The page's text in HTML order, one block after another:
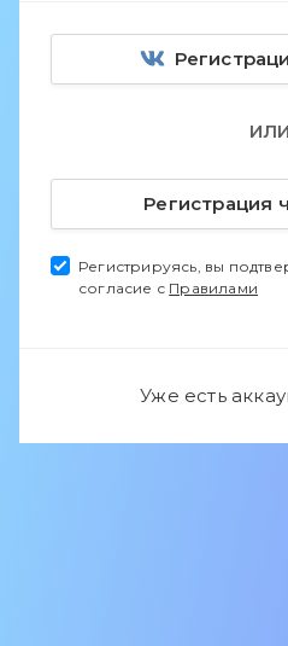
ИЛИ
Регистрация
Регистрируясь, вы
согласие с Правилами
Уже есть